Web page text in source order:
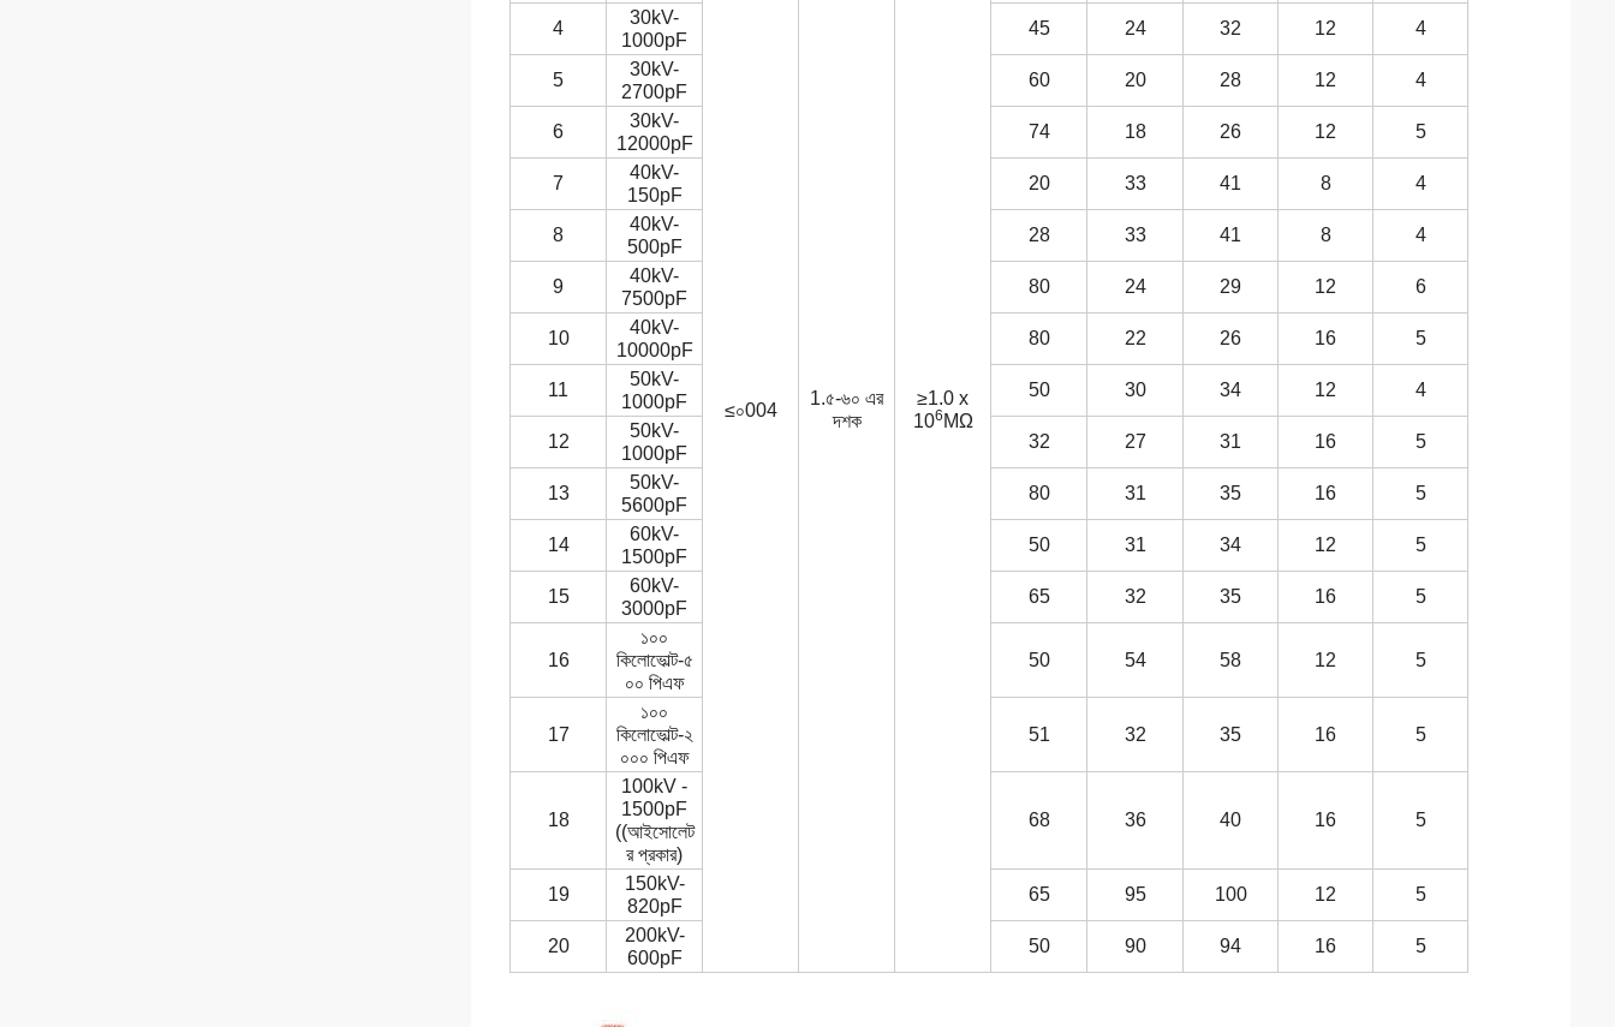
≤০004
1.৫-৬০ এর
দশক
≥1.0 x
106 MΩ
4
30kV-
1000pF
45 24 32 12 4
5
30kV-
2700pF
60 20 28 12 4
6
30kV-
12000pF
74 18 26 12 5
7
40kV-
150pF
20 33 41 8 4
8
40kV-
500pF
28 33 41 8 4
9
40kV-
7500pF
80 24 29 12 6
10
40kV-
10000pF
80 22 26 16 5
11
50kV-
1000pF
50 30 34 12 4
12
50kV-
1000pF
32 27 31 16 5
13
50kV-
5600pF
80 31 35 16 5
14
60kV-
1500pF
50 31 34 12 5
15
60kV-
3000pF
65 32 35 16 5
16
১০০
কিলোভোল্ট-৫
০০ পিএফ
50 54 58 12 5
17
১০০
কিলোভোল্ট-২
০০০ পিএফ
51 32 35 16 5
18
100kV -
1500pF
((আইসোলেট
র প্রকার)
68 36 40 16 5
19
150kV-
820pF
65 95 100 12 5
20
200kV-
600pF
50 90 94 16 5